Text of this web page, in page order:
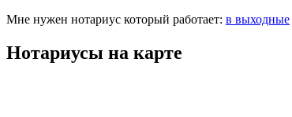
Мне нужен нотариус который работает: в выходные
Нотариусы на карте